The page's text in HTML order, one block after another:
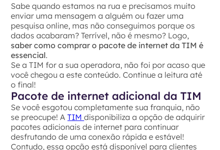
Sabe quando estamos na rua e precisamos muito
enviar uma mensagem a alguém ou fazer uma
pesquisa online, mas não conseguimos porque os
dados acabaram? Terrível, não é mesmo? Logo,
saber como comprar o pacote de internet da TIM é
essencial.
Se a TIM for a sua operadora, não foi por acaso que
você chegou a este conteúdo. Continue a leitura até
o final!
Pacote de internet adicional da TIM
Se você esgotou completamente sua franquia, não
se preocupe! ATIMdisponibiliza a opção de adquirir
pacotes adicionais de internet para continuar
desfrutando de uma conexão rápida e estável!
Contudo, essa opção está disponível para clientes